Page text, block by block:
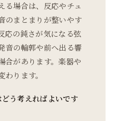
る場合は、反応やチュ
のまとまりが整いやす
応の鈍さが気になる弦
音の輪郭や前へ出る響
合があります。楽器や
ります。
う考えればよいです